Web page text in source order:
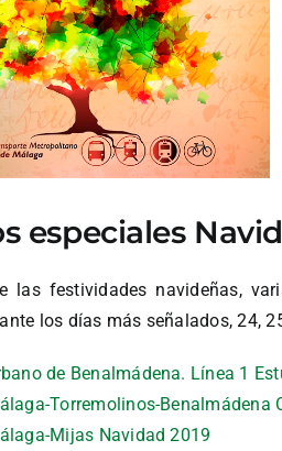
especiales
las festividades navideñas,
los días más señalados, 24,
de Benalmádena. Línea 1
Torremolinos-Benalmádena
Mijas Navidad 2019